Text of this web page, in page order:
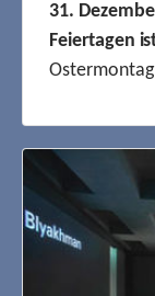
31.
Feiertagen